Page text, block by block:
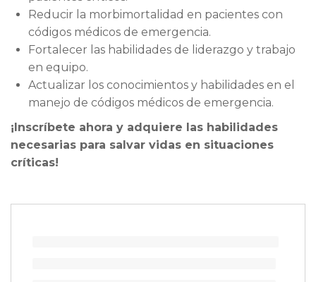
Reducir la morbimortalidad en pacientes con
códigos médicos de emergencia.
Fortalecer las habilidades de liderazgo y trabajo
en equipo.
Actualizar los conocimientos y habilidades en el
manejo de códigos médicos de emergencia.
¡Inscríbete ahora y adquiere las habilidades
necesarias para salvar vidas en situaciones
críticas!